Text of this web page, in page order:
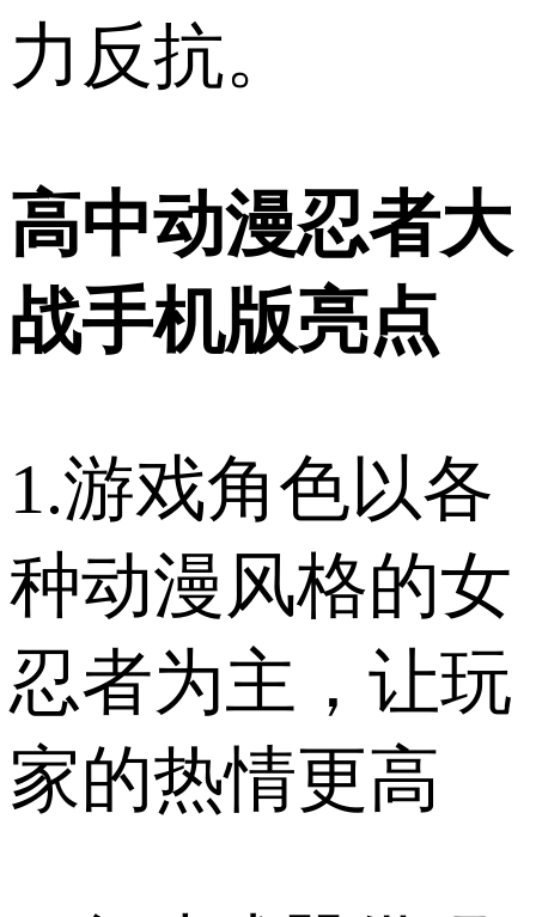
力反抗。
高中动漫忍者大
战手机版亮点
1.游戏角色以各
种动漫风格的女
忍者为主，让玩
家的热情更高